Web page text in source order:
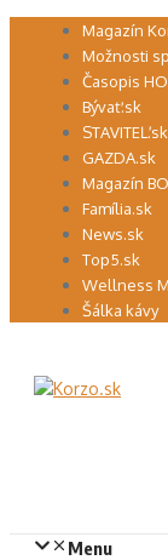
Preskočiť Magazín
Možnosti
Časopis
Bývať.sk
STAVITEĽ.sk
GAZDA.sk
Magazín
Família.sk
News.sk
Top5.sk
Wellness
Šálka kávy
Menu